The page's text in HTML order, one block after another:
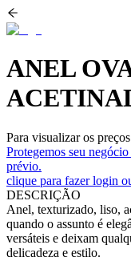
ANEL
Para visualizar os
Protegemos seu
prévio.
clique para fazer login
DESCRIÇÃO
Anel, texturizado, liso,
quando o assunto é
versáteis e deixam
delicadeza e estilo.